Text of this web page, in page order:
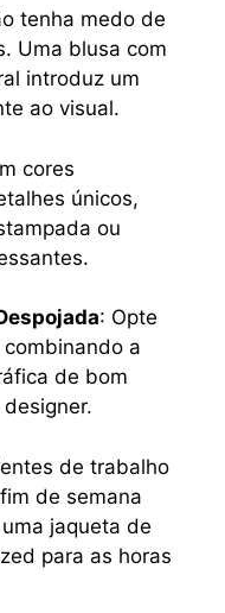
tenha medo de
Uma blusa com
introduz um
ao visual.
cores
únicos,
ou
: Opte
a
de bom
de trabalho
de semana
jaqueta de
para as horas